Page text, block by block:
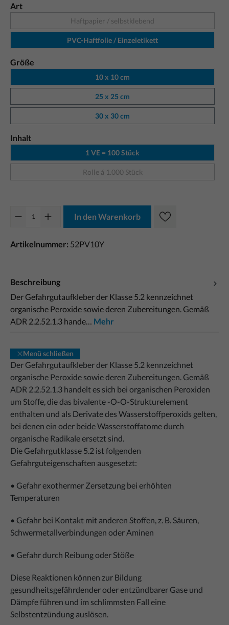
Art
Haftpapier / selbstklebend
PVC-Haftfolie / Einzeletikett
Größe
10 x 10 cm
25 x 25 cm
30 x 30 cm
Inhalt
1 VE = 100 Stück
Rolle á 1.000 Stück
In den Warenkorb
Artikelnummer: 52PV10Y
Beschreibung
Der Gefahrgutaufkleber der Klasse 5.2 kennzeichnet
organische Peroxide sowie deren Zubereitungen. Gemäß
ADR 2.2.52.1.3 hande… Mehr
Menü schließen
Der Gefahrgutaufkleber der Klasse 5.2 kennzeichnet
organische Peroxide sowie deren Zubereitungen. Gemäß
ADR 2.2.52.1.3 handelt es sich bei organischen Peroxiden
um Stoffe, die das bivalente -O-O-Strukturelement
enthalten und als Derivate des Wasserstoffperoxids gelten,
bei denen ein oder beide Wasserstoffatome durch
organische Radikale ersetzt sind.
Die Gefahrgutklasse 5.2 ist folgenden
Gefahrguteigenschaften ausgesetzt:
• Gefahr exothermer Zersetzung bei erhöhten
Temperaturen
• Gefahr bei Kontakt mit anderen Stoffen, z. B. Säuren,
Schwermetallverbindungen oder Aminen
• Gefahr durch Reibung oder Stöße
Diese Reaktionen können zur Bildung
gesundheitsgefährdender oder entzündbarer Gase und
Dämpfe führen und im schlimmsten Fall eine
Selbstentzündung auslösen.